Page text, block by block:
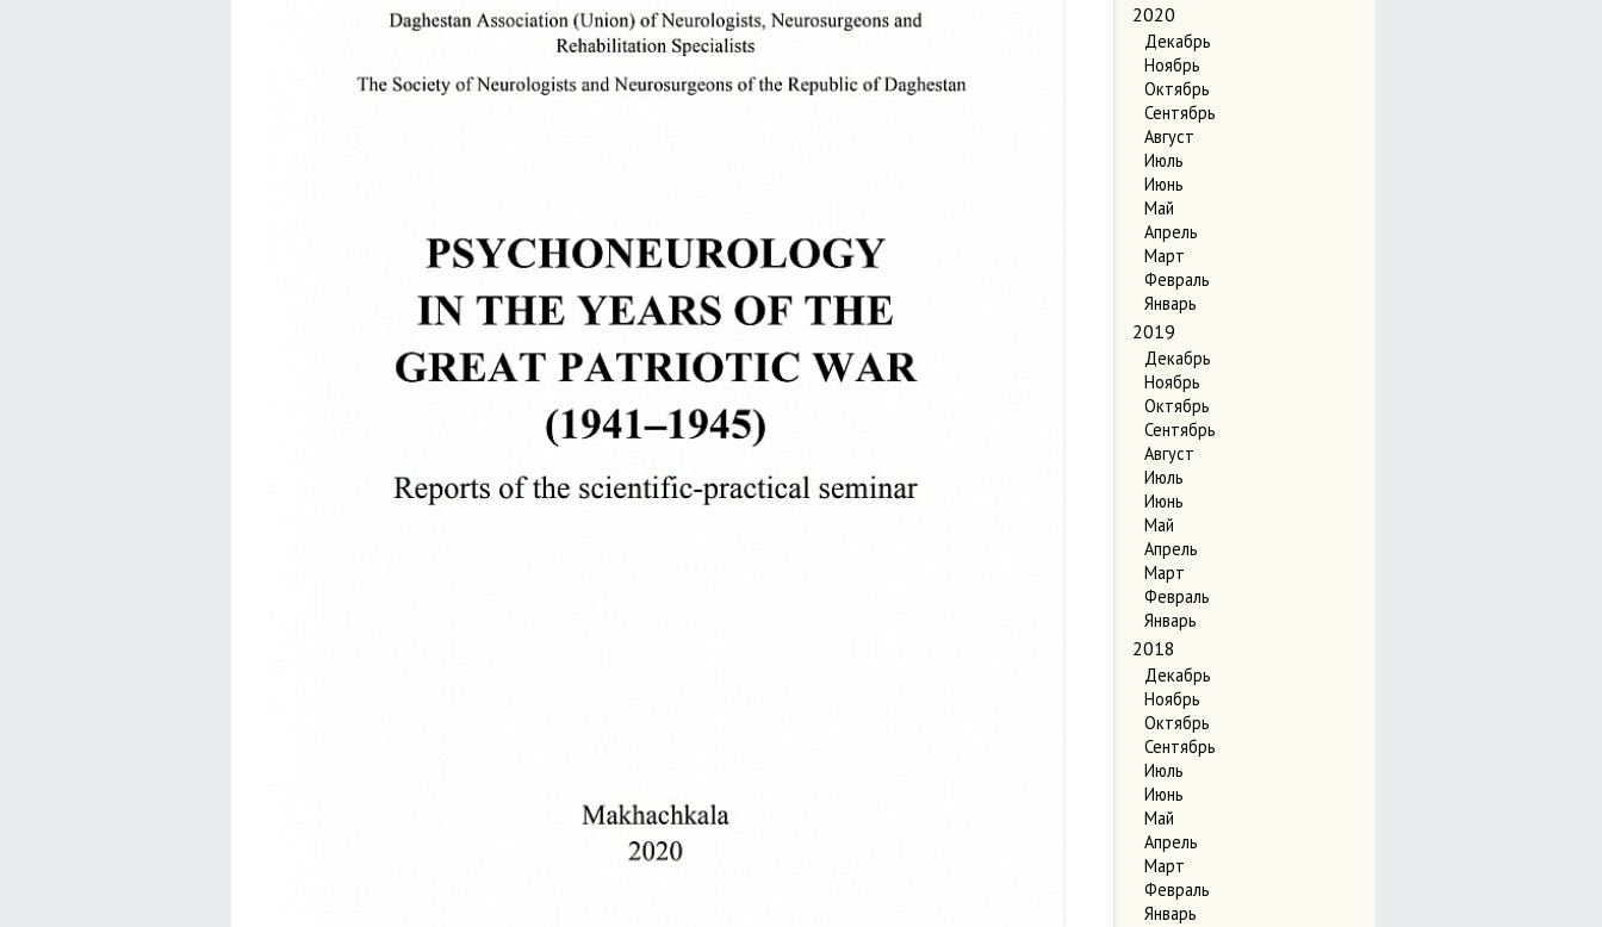
2020
Декабрь
Ноябрь
Октябрь
Сентябрь
Август
Июль
Июнь
Май
Апрель
Март
Февраль
Январь
2019
Декабрь
Ноябрь
Октябрь
Сентябрь
Август
Июль
Июнь
Май
Апрель
Март
Февраль
Январь
2018
Декабрь
Ноябрь
Октябрь
Сентябрь
Июль
Июнь
Май
Апрель
Март
Февраль
Январь